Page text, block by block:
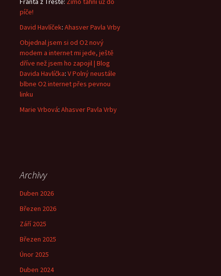
píče!
David Havlíček: Ahasver Pavla Vrby
Objednal jsem si od O2 nový
modem a internet mi jede, ještě
dříve než jsem ho zapojil | Blog
Davida Havlíčka: V Polný neustále
blbne O2 internet přes pevnou
linku
Marie Vrbová: Ahasver Pavla Vrby
Archivy
Duben 2026
Březen 2026
Září 2025
Březen 2025
Únor 2025
Duben 2024